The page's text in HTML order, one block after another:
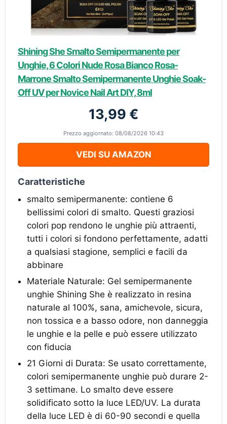
Shining She Smalto Semipermanente per
Unghie, 6 Colori Nude Rosa Bianco Rosa-
Marrone Smalto Semipermanente Unghie Soak-
Off UV per Novice Nail Art DIY, 8ml
13,99 €
Prezzo aggiornato: 08/08/2026 10:43
VEDI SU AMAZON
Caratteristiche
smalto semipermanente: contiene 6
bellissimi colori di smalto. Questi graziosi
colori pop rendono le unghie più attraenti,
tutti i colori si fondono perfettamente, adatti
a qualsiasi stagione, semplici e facili da
abbinare
Materiale Naturale: Gel semipermanente
unghie Shining She è realizzato in resina
naturale al 100%, sana, amichevole, sicura,
non tossica e a basso odore, non danneggia
le unghie e la pelle e può essere utilizzato
con fiducia
21 Giorni di Durata: Se usato correttamente,
colori semipermanente unghie può durare 2-
3 settimane. Lo smalto deve essere
solidificato sotto la luce LED/UV. La durata
della luce LED è di 60-90 secondi e quella